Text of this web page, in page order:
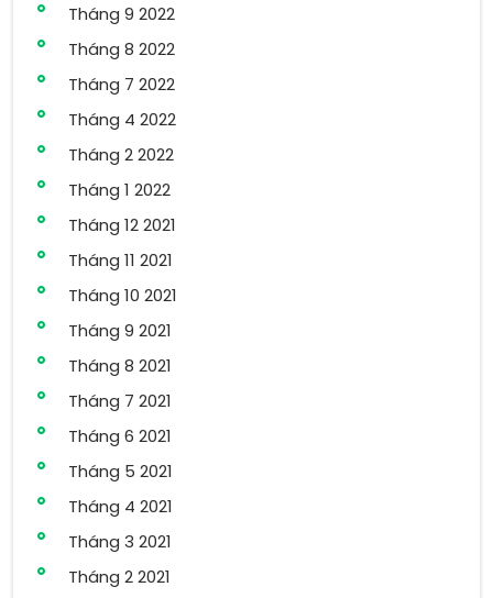
Tháng 9 2022
Tháng 8 2022
Tháng 7 2022
Tháng 4 2022
Tháng 2 2022
Tháng 1 2022
Tháng 12 2021
Tháng 11 2021
Tháng 10 2021
Tháng 9 2021
Tháng 8 2021
Tháng 7 2021
Tháng 6 2021
Tháng 5 2021
Tháng 4 2021
Tháng 3 2021
Tháng 2 2021